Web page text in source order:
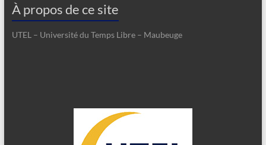
À propos de ce site
UTEL – Université du Temps Libre – Maubeuge